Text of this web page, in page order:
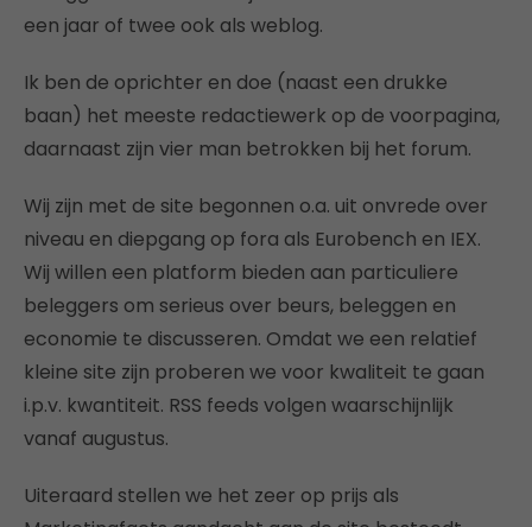
een jaar of twee ook als weblog.
Ik ben de oprichter en doe (naast een drukke
baan) het meeste redactiewerk op de voorpagina,
daarnaast zijn vier man betrokken bij het forum.
Wij zijn met de site begonnen o.a. uit onvrede over
niveau en diepgang op fora als Eurobench en IEX.
Wij willen een platform bieden aan particuliere
beleggers om serieus over beurs, beleggen en
economie te discusseren. Omdat we een relatief
kleine site zijn proberen we voor kwaliteit te gaan
i.p.v. kwantiteit. RSS feeds volgen waarschijnlijk
vanaf augustus.
Uiteraard stellen we het zeer op prijs als